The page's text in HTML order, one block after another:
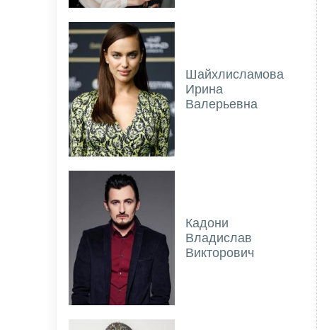
Шайхлисламова
Ирина
Валерьевна
Кадони
Владислав
Викторович